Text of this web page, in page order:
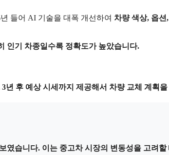
들어 AI 기술을 대폭 개선하여 차량 색상, 옵
인기 차종일수록 정확도가 높았습니다.
3년 후 예상 시세까지 제공해서 차량 교체 계획
였습니다. 이는 중고차 시장의 변동성을 고려